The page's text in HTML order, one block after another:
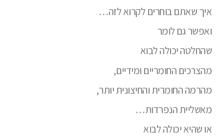
איך שאתם בוחרים לקרוא לזה…
ואפשר גם לומר
שהחלטה יכולה לבוא
מהצרכים החומריים ומידיים,
מהרמה החומרית והחיצונית יותר,
מאשליית הנפרדות…
או שהיא יכולה לבוא